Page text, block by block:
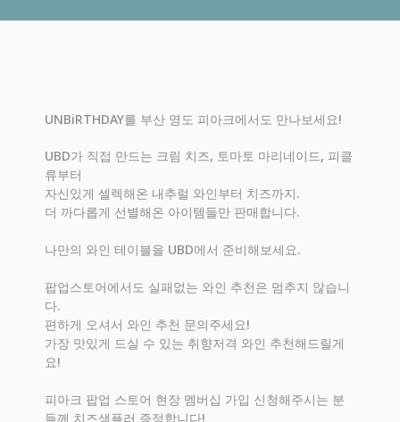
UNBiRTHDAY를 부산 영도 피아크에서도 만나보세요!
UBD가 직접 만드는 크림 치즈, 토마토 마리네이드, 피클
류부터
자신있게 셀렉해온 내추럴 와인부터 치즈까지.
더 까다롭게 선별해온 아이템들만 판매합니다.
나만의 와인 테이블을 UBD에서 준비해보세요.
팝업스토어에서도 실패없는 와인 추천은 멈추지 않습니
다.
편하게 오셔서 와인 추천 문의주세요!
가장 맛있게 드실 수 있는 취향저격 와인 추천해드릴게
요!
피아크 팝업 스토어 현장 멤버십 가입 신청해주시는 분
들께 치즈샘플러 증정합니다!